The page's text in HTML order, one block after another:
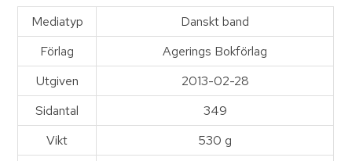
Mediatyp
Danskt band
Förlag
Agerings Bokförlag
Utgiven
2013-02-28
Sidantal
349
Vikt
530 g